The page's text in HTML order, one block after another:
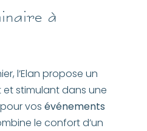
à
l’Elan propose un
stimulant dans une
vos événements
le confort d’un